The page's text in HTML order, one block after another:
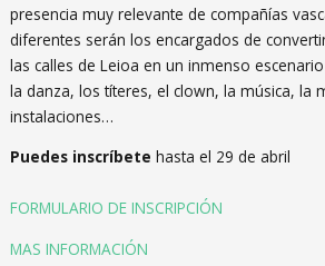
presencia muy relevante de compañías
diferentes serán los encargados de
las calles de Leioa en un inmenso
la danza, los títeres, el clown, la música, la
instalaciones…
Puedes inscríbete hasta el 29 de abril
FORMULARIO DE INSCRIPCIÓN
MAS INFORMACIÓN